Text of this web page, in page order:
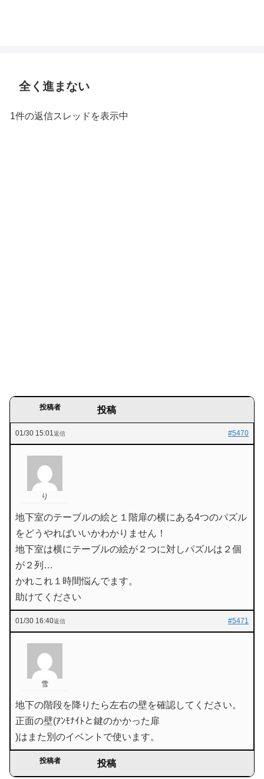
全く進まない
1件の返信スレッドを表示中
投稿者 投稿
01/30 15:01 #5470
返信
り
地下室のテーブルの絵と１階扉の横にある4つのパズル
をどうやればいいかわかりません！
地下室は横にテーブルの絵が２つに対しパズルは２個
が２列…
かれこれ１時間悩んでます。
助けてください
01/30 16:40 #5471
返信
雪
地下の階段を降りたら左右の壁を確認してください。
正面の壁(ｱﾝﾓﾅｲﾄと鍵のかかった扉
)はまた別のイベントで使います。
投稿者 投稿